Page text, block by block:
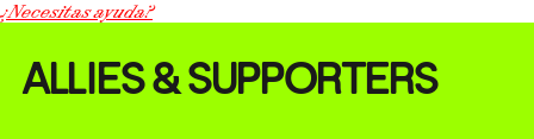
¿Necesitas ayuda?
ALLIES & SUPPORTERS